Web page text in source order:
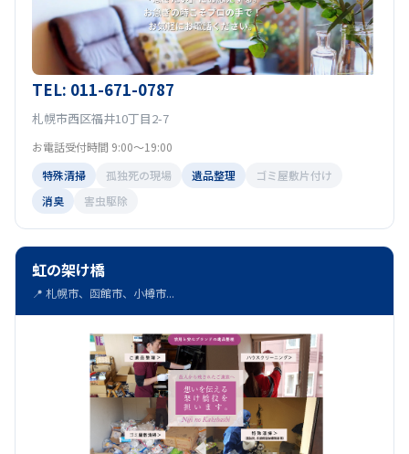
TEL: 011-671-0787
札幌市西区福井10丁目2-7
お電話受付時間 9:00～19:00
特殊清掃
孤独死の現場 遺品整理
ゴミ屋敷片付け
消臭
害虫駆除
虹の架け橋
📍 札幌市、函館市、小樽市...